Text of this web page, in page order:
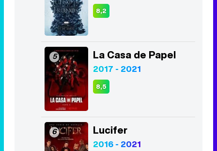
8,2
5 La Casa de Papel
2017 - 2021
8,5
6 Lucifer
2016 - 2021